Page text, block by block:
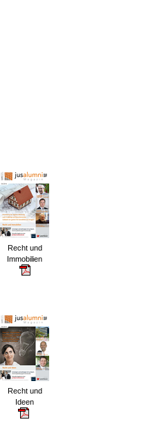
Recht und
Immobilien
Recht und
Ideen